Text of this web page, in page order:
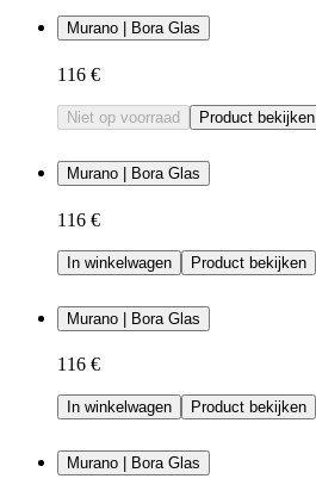
Murano | Bora Glas
116 €
Niet op voorraad Product bekijken
Murano | Bora Glas
116 €
In winkelwagen Product bekijken
Murano | Bora Glas
116 €
In winkelwagen Product bekijken
Murano | Bora Glas